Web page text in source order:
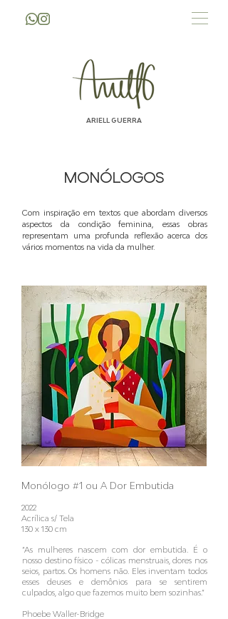
ARIELL GUERRA
MONÓLOGOS
​​Com inspiração em textos que abordam diversos
aspectos da condição feminina, essas obras
representam uma profunda reflexão acerca dos
vários momentos na vida da mulher.
Monólogo #1 ou A Dor Embutida
2022
Acrílica s/ Tela
130 x 130 cm
“As mulheres nascem com dor embutida. É o
nosso destino físico - cólicas menstruais, dores nos
seios, partos. Os homens não. Eles inventam todos
esses deuses e demônios para se sentirem
culpados, algo que fazemos muito bem sozinhas.”
Phoebe Waller-Bridge